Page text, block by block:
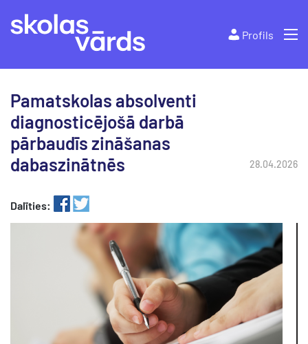
Profils
Pamatskolas absolventi
diagnosticējošā darbā
pārbaudīs zināšanas
dabaszinātnēs
28.04.2026
Dalīties: